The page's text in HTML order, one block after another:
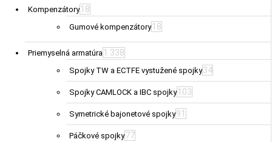
Kompenzátory 18
Gumové kompenzátory 18
Priemyselná armatúra 1 338
Spojky TW a ECTFE vystužené spojky34
Spojky CAMLOCK a IBC spojky 103
Symetrické bajonetové spojky91
Páčkové spojky77